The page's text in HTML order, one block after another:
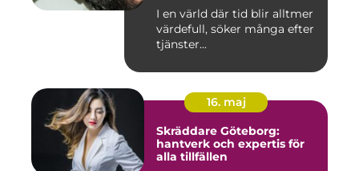
I en värld där tid blir alltmer
värdefull, söker många efter
tjänster...
16. maj
Skräddare Göteborg:
hantverk och expertis för
alla tillfällen